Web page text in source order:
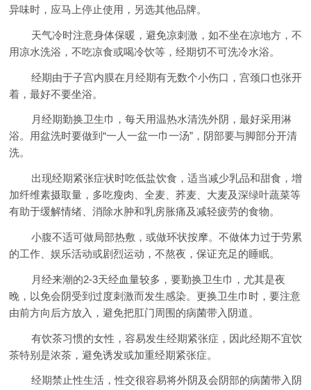
异味时，应马上停止使用，另选其他品牌。
天气冷时注意身体保暖，避免凉刺激，如不坐在凉地方，不
用凉水洗浴，不吃凉食或喝冷饮等，经期切不可洗冷水浴。
经期由于子宫内膜在月经期有无数个小伤口，宫颈口也张开
着，最好不要坐浴。
月经期勤换卫生巾，每天用温热水清洗外阴，最好采用淋
浴。用盆洗时要做到“一人一盆一巾一汤”，阴部要与脚部分开清
洗。
出现经期紧张症状时吃低盐饮食，适当减少乳品和甜食，增
加纤维素摄取量，多吃瘦肉、全麦、荞麦、大麦及深绿叶蔬菜等
有助于缓解情绪、消除水肿和乳房胀痛及减轻疲劳的食物。
小腹不适可做局部热敷，或做环状按摩。不做体力过于劳累
的工作、娱乐活动或剧烈运动，不熬夜，保证充足的睡眠。
月经来潮的2-3天经血量较多，要勤换卫生巾，尤其是夜
晚，以免会阴受到过度刺激而发生感染。更换卫生巾时，要注意
由前方向后方放入，避免把肛门周围的病菌带入阴道。
有饮茶习惯的女性，容易发生经期紧张症，因此经期不宜饮
茶特别是浓茶，避免诱发或加重经期紧张症。
经期禁止性生活，性交很容易将外阴及会阴部的病菌带入阴